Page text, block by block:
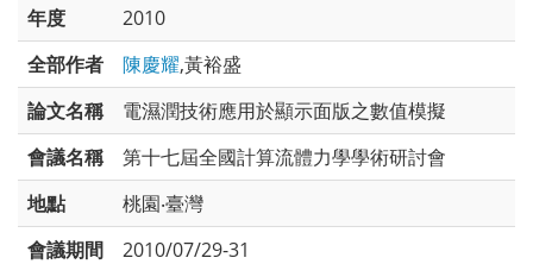
年度
2010
全部作者
陳慶耀,黃裕盛
論文名稱
電濕潤技術應用於顯示面版之數值模擬
會議名稱
第十七屆全國計算流體力學學術研討會
地點
桃園‧臺灣
會議期間
2010/07/29-31